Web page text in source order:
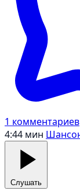
1 комментариев
4:44 мин
Слушать